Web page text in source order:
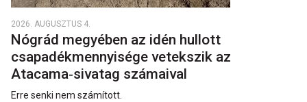
2026. AUGUSZTUS 4.
Nógrád megyében az idén hullott
csapadékmennyisége vetekszik az
Atacama‑sivatag számaival
Erre senki nem számított.